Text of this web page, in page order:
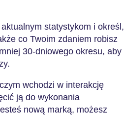
statystykom i określ,
co Twoim zdaniem robisz
30-dniowego okresu, aby
wchodzi w interakcję
ją do wykonania
nową marką, możesz